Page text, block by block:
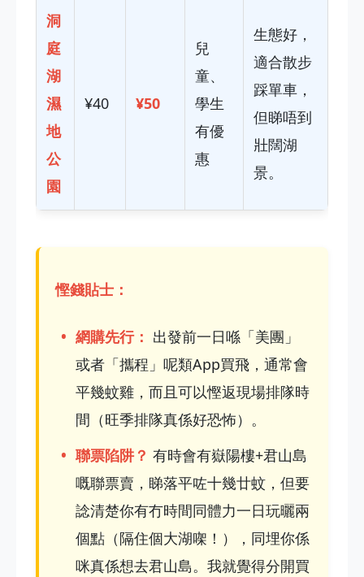
洞
庭
湖
濕
地
公
園
¥40 ¥50
兒
童、
學生
有優
惠
生態好，
適合散步
踩單車，
但睇唔到
壯闊湖
景。
慳錢貼士：
網購先行： 出發前一日喺「美團」
或者「攜程」呢類App買飛，通常會
平幾蚊雞，而且可以慳返現場排隊時
間（旺季排隊真係好恐怖）。
聯票陷阱？ 有時會有嶽陽樓+君山島
嘅聯票賣，睇落平咗十幾廿蚊，但要
諗清楚你有冇時間同體力一日玩曬兩
個點（隔住個大湖㗎！），同埋你係
咪真係想去君山島。我就覺得分開買